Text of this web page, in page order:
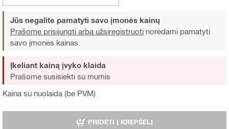
Jūs negalite pamatyti savo įmonės kainų
Prašome prisijungti arba užsiregistruoti norėdami pamatyti
savo įmonės kainas.
Kaina su nuolaida (be PVM)
Įkeliant kainą įvyko klaida
Prašome susisiekti su mumis
PRIDĖTI Į KREPŠELĮ